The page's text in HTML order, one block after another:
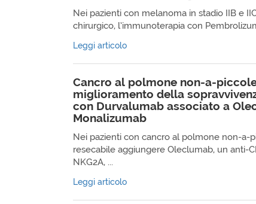
Nei pazienti con melanoma in stadio IIB e
chirurgico, l’immunoterapia con
Leggi articolo
Cancro al polmone non-a-
miglioramento della
con Durvalumab associato a
Monalizumab
Nei pazienti con cancro al polmone non-a-
resecabile aggiungere Oleclumab, un anti-
NKG2A, ...
Leggi articolo